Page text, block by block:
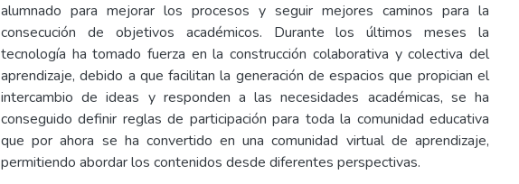
alumnado para mejorar los procesos y seguir mejores caminos para la
consecución de objetivos académicos. Durante los últimos meses la
tecnología ha tomado fuerza en la construcción colaborativa y colectiva del
aprendizaje, debido a que facilitan la generación de espacios que propician el
intercambio de ideas y responden a las necesidades académicas, se ha
conseguido definir reglas de participación para toda la comunidad educativa
que por ahora se ha convertido en una comunidad virtual de aprendizaje,
permitiendo abordar los contenidos desde diferentes perspectivas.